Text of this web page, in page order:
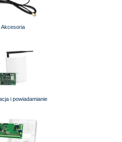
Akcesoria
i powiadamianie